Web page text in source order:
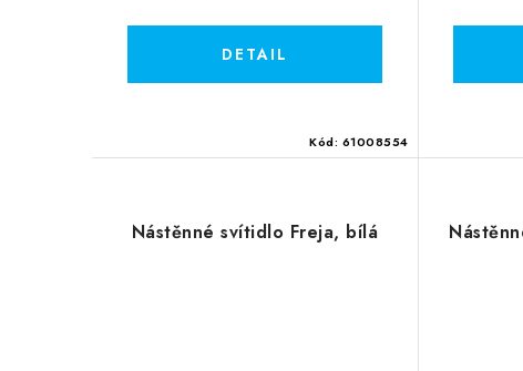
Kód: 61008554
Nástěnné svítidlo Freja, bílá